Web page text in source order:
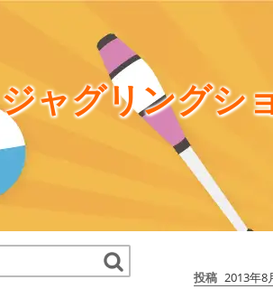
ジャグリングシ
投稿 2013年8